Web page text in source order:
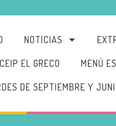
NOTICIAS
EL GRECO MENÚ
DE SEPTIEMBRE Y